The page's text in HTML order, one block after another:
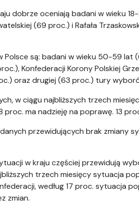
dobrze oceniają badani w wieku
(69 proc.) i Rafała
Polsce są: badani w wieku 50-59 lat
Konfederacji Korony Polskiej
oraz drugiej (63 proc.) tury
w ciągu najbliższych trzech
ma nadzieję na poprawę. 13
przewidujących brak zmiany
w kraju częściej przewidują
trzech miesięcy sytuacja
według 17 proc. sytuacja
zmian.